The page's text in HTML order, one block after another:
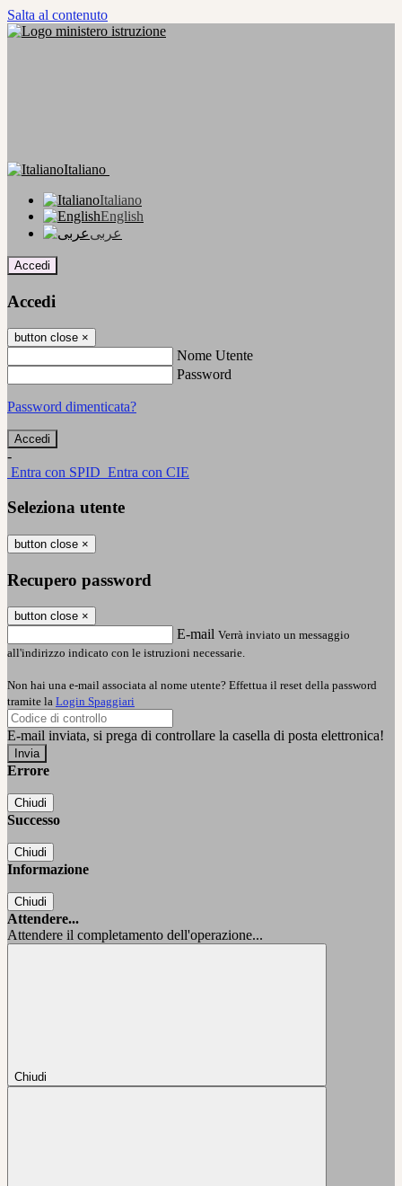
Salta al contenuto
Italiano
Italiano
English
عربى
Accedi
Accedi
button close ×
Nome Utente
Password
Password dimenticata?
-
Entra con SPID Entra con CIE
Seleziona utente
button close ×
Recupero password
button close ×
E-mail Verrà inviato un messaggio
all'indirizzo indicato con le istruzioni necessarie.
Non hai una e-mail associata al nome utente? Effettua il reset della password
tramite la Login Spaggiari
E-mail inviata, si prega di controllare la casella di posta elettronica!
Errore
Chiudi
Successo
Chiudi
Informazione
Chiudi
Attendere...
Attendere il completamento dell'operazione...
Chiudi